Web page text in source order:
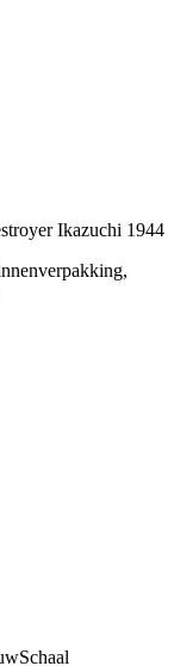
Ikazuchi 1944
Schaal